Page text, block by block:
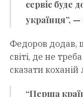
сервіс буде
українця”, —
Федоров додав,
світі, де не
сказати коханій
“Перша